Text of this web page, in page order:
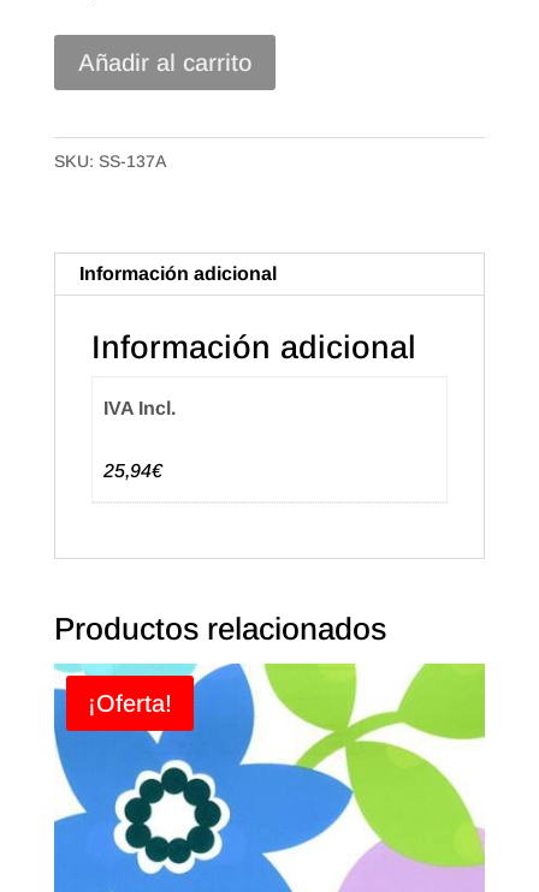
70#
Jaspeado
cantidad
Añadir al carrito
SKU: SS-137A
Información adicional
Información adicional
IVA Incl.
25,94€
Productos relacionados
¡Oferta!